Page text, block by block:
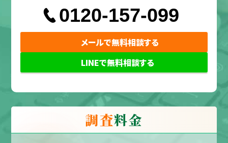
0120-157-099
メールで無料相談する
LINEで無料相談する
調査料金